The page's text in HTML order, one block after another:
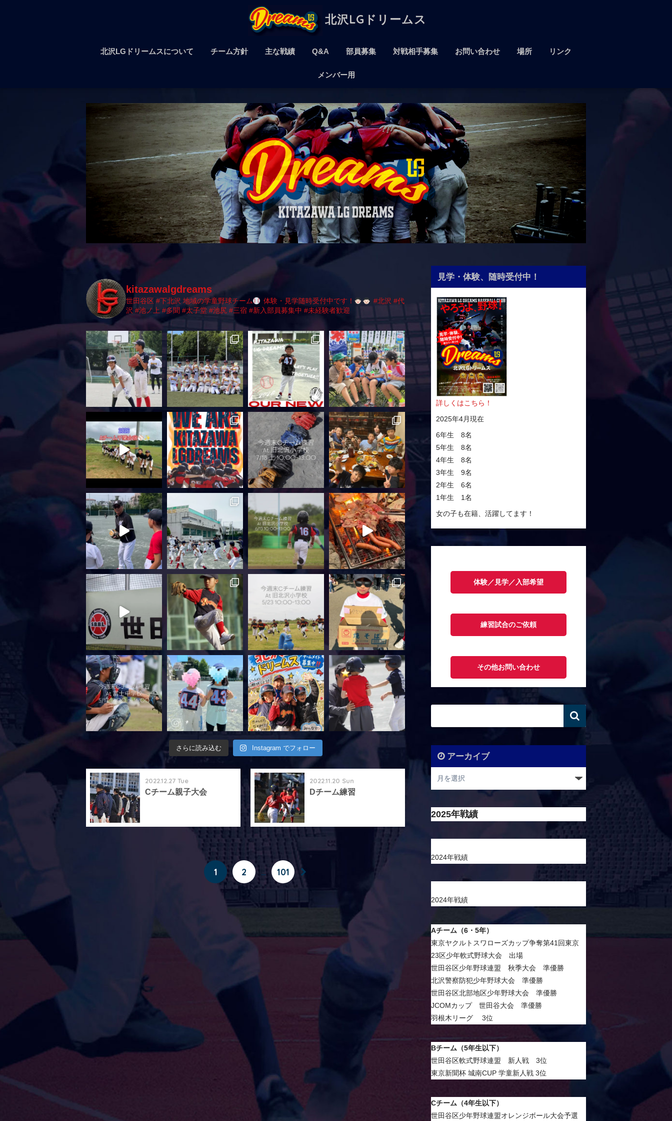
北沢LGドリームス
北沢LGドリームスについて チーム方針 主な戦績 Q&A 部員募集 対戦相手募集 お問い合わせ 場所 リンク
メンバー用
kitazawalgdreams
世田谷区 #下北沢 地域の学童野球チーム 体験・見学随時受付中です！
#北沢 #代
沢 #池ノ上 #多聞 #太子堂 #池尻 #三宿 #新入部員募集中 #未経験者歓迎
さらに読み込む Instagram でフォロー
2022.12.27 Tue
Cチーム親子大会
2022.11.20 Sun
Dチーム練習
1 2 … 101
見学・体験、随時受付中！
詳しくはこちら！
2025年4月現在
6年生 8名
5年生 8名
4年生 8名
3年生 9名
2年生 6名
1年生 1名
女の子も在籍、活躍してます！
体験／見学／入部希望
練習試合のご依頼
その他お問い合わせ
アーカイブ
2025年戦績
2024年戦績
2024年戦績
Aチーム（6・5年）
東京ヤクルトスワローズカップ争奪第41回東京
23区少年軟式野球大会 出場
世田谷区少年野球連盟 秋季大会 準優勝
北沢警察防犯少年野球大会 準優勝
世田谷区北部地区少年野球大会 準優勝
JCOMカップ 世田谷大会 準優勝
羽根木リーグ 3位
Bチーム（5年生以下）
世田谷区軟式野球連盟 新人戦 3位
東京新聞杯 城南CUP 学童新人戦 3位
Cチーム（4年生以下）
世田谷区少年野球連盟オレンジボール大会予選